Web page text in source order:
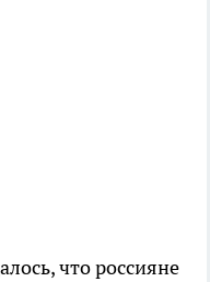
что россияне